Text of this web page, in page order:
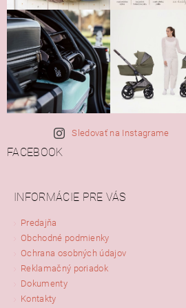
Sledovať na Instagrame
FACEBOOK
INFORMÁCIE PRE VÁS
Predajňa
Obchodné podmienky
Ochrana osobných údajov
Reklamačný poriadok
Dokumenty
Kontakty